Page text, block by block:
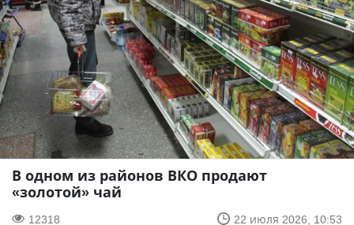
В одном из районов ВКО продают
«золотой» чай
12318 22 июля 2026, 10:53